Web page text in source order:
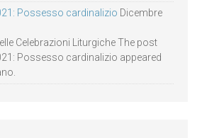
Possesso cardinalizio Dicembre
Celebrazioni Liturgiche The post
Possesso cardinalizio appeared